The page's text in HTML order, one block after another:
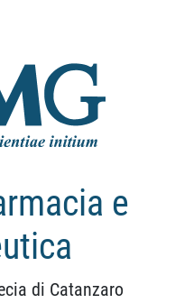
e
di Catanzaro